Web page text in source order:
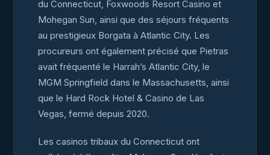
du Connecticut, Foxwoods Resort Casino et
Mohegan Sun, ainsi que des séjours fréquents
au prestigieux Borgata à Atlantic City. Les
procureurs ont également précisé que Pietras
avait fréquenté le Harrah’s Atlantic City, le
MGM Springfield dans le Massachusetts, ainsi
que le Hard Rock Hotel & Casino de Las
Vegas, fermé depuis 2020.
Les casinos tribaux du Connecticut ont